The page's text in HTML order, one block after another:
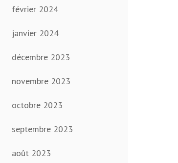
février 2024
janvier 2024
décembre 2023
novembre 2023
octobre 2023
septembre 2023
août 2023